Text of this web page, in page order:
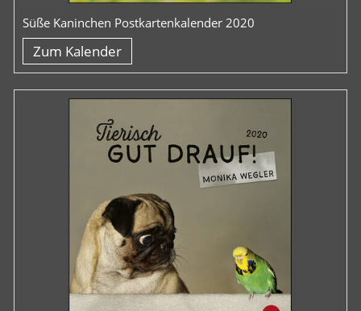
Süße Kaninchen Postkartenkalender 2020
Zum Kalender